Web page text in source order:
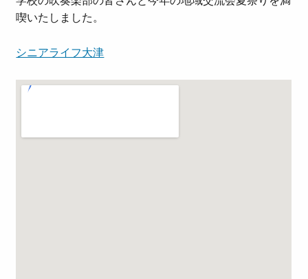
喫いたしました。
シニアライフ大津